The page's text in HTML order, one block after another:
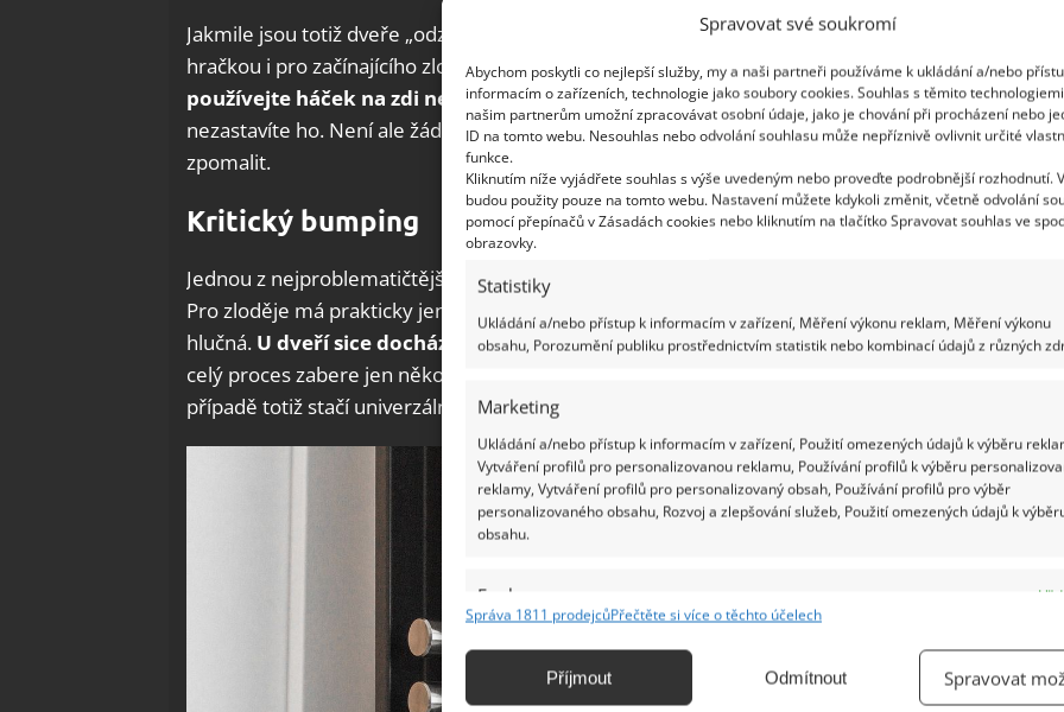
Spravovat své soukromí
Abychom poskytli co nejlepší služby, my a naši partneři používáme k ukládání a/nebo
informacím o zařízeních, technologie jako soubory cookies. Souhlas s těmito
našim partnerům umožní zpracovávat osobní údaje, jako je chování při procházení nebo
ID na tomto webu. Nesouhlas nebo odvolání souhlasu může nepříznivě ovlivnit určité
funkce.
Kliknutím níže vyjádřete souhlas s výše uvedeným nebo proveďte podrobnější rozhodnutí.
budou použity pouze na tomto webu. Nastavení můžete kdykoli změnit, včetně odvolání
pomocí přepínačů v Zásadách cookies nebo kliknutím na tlačítko Spravovat souhlas ve
obrazovky.
Statistiky
Ukládání a/nebo přístup k informacím v zařízení, Měření výkonu reklam, Měření výkonu
obsahu, Porozumění publiku prostřednictvím statistik nebo kombinací údajů z různých
Marketing
Ukládání a/nebo přístup k informacím v zařízení, Použití omezených údajů k výběru
Vytváření profilů pro personalizovanou reklamu, Používání profilů k výběru
reklamy, Vytváření profilů pro personalizovaný obsah, Používání profilů pro výběr
personalizovaného obsahu, Rozvoj a zlepšování služeb, Použití omezených údajů k
obsahu.
Funkce
Identifikace zařízení na základě automaticky přenášených informací.
Správa 1811 prodejcůPřečtěte si více o těchto účelech
Příjmout Odmítnout Spravovat
Jakmile jsou totiž dveře „odzbrojeny“ použitím klíče na druhé straně, je otevření zámku
hračkou i pro začínajícího zloděje. Proto je nikdy nenechávejte zasunuté dovnitř a
používejte háček na zdi nebo něco podobného. Chce-li vám někdo vykrást byt,
nezastavíte ho. Není ale žádný důvod mu to jakkoli usnadňovat, je možné ho aspoň
zpomalit.
Kritický bumping
Jednou z nejproblematičtějších metod při otvírání je tzv. bumbing neboli SG metoda.
Pro zloděje má prakticky jen výhody, pro majitele bytu špatné zprávy. V první řadě není
hlučná. U dveří sice dochází k fyzické aktivitě zloděje, vypadá ale přirozeně. Navíc
celý proces zabere jen několik vteřin a nevyžaduje speciální vybavení. Zlodějům v tomto
případě totiž stačí univerzální klíč a malé kladívko, klidně i šroubovák.